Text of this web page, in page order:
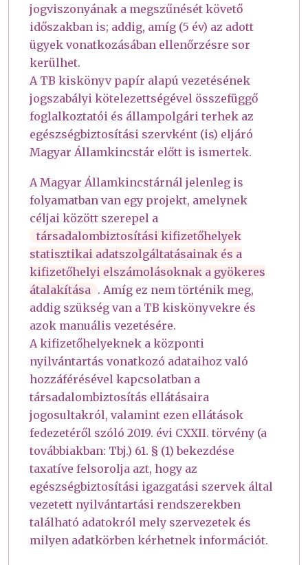
jogviszonyának a megszűnését követő
időszakban is; addig, amíg (5 év) az adott
ügyek vonatkozásában ellenőrzésre sor
kerülhet.
A TB kiskönyv papír alapú vezetésének
jogszabályi kötelezettségével összefüggő
foglalkoztatói és állampolgári terhek az
egészségbiztosítási szervként (is) eljáró
Magyar Államkincstár előtt is ismertek.
A Magyar Államkincstárnál jelenleg is
folyamatban van egy projekt, amelynek
céljai között szerepel a
társadalombiztosítási kifizetőhelyek
statisztikai adatszolgáltatásainak és a
kifizetőhelyi elszámolásoknak a gyökeres
átalakítása . Amíg ez nem történik meg,
addig szükség van a TB kiskönyvekre és
azok manuális vezetésére.
A kifizetőhelyeknek a központi
nyilvántartás vonatkozó adataihoz való
hozzáférésével kapcsolatban a
társadalombiztosítás ellátásaira
jogosultakról, valamint ezen ellátások
fedezetéről szóló 2019. évi CXXII. törvény (a
továbbiakban: Tbj.) 61. § (1) bekezdése
taxatíve felsorolja azt, hogy az
egészségbiztosítási igazgatási szervek által
vezetett nyilvántartási rendszerekben
található adatokról mely szervezetek és
milyen adatkörben kérhetnek információt.